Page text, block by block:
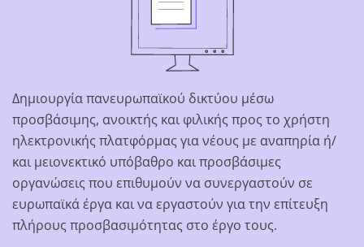
Δημιουργία πανευρωπαϊκού δικτύου μέσω
προσβάσιμης, ανοικτής και φιλικής προς το χρήστη
ηλεκτρονικής πλατφόρμας για νέους με αναπηρία ή/
και μειονεκτικό υπόβαθρο και προσβάσιμες
οργανώσεις που επιθυμούν να συνεργαστούν σε
ευρωπαϊκά έργα και να εργαστούν για την επίτευξη
πλήρους προσβασιμότητας στο έργο τους.